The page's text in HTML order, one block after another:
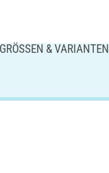
& VARIANTEN